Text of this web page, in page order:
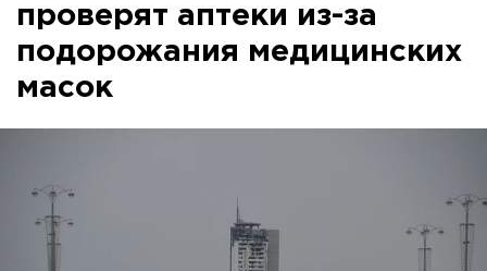
проверят аптеки из-за
подорожания медицинских
масок